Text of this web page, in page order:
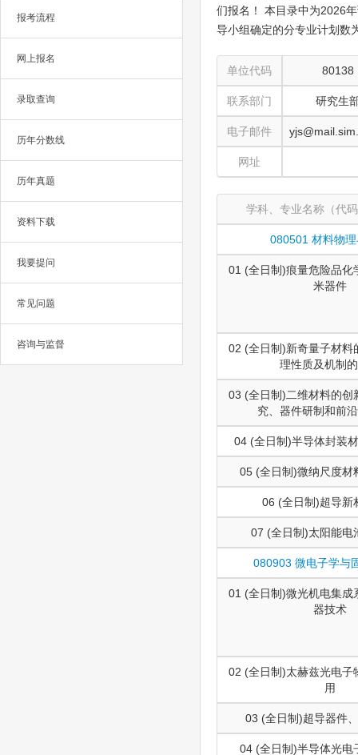
报考流程
网上报名
录取查询
历年分数线
历年真题
资料下载
我要提问
常见问题
咨询与监督
们报名！ 本目录中为2026
导小组确定的分专业计划数
单位代码 80138
联系部门 研究生
电子邮件
网址
学科、专业名称（代
080501 材料物
01 (全日制)痕量危险品化
米器件
02 (全日制)新奇量子材料
理性质及机制
03 (全日制)二维材料的创
究、器件研制和前
04 (全日制)半导体封装
05 (全日制)微纳尺度材
06 (全日制)超导新
07 (全日制)太阳能电
080903 微电子学与
01 (全日制)微光机电集成
器技术
02 (全日制)太赫兹光电子
用
03 (全日制)超导器件
04 (全日制)半导体光电